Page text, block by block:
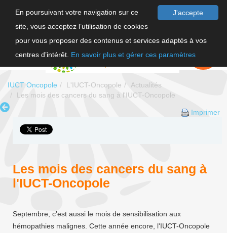
J'accepte
En poursuivant votre navigation sur ce
site, vous acceptez l’utilisation de cookies
pour vous proposer des contenus et services adaptés à vos
centres d’intérêt. En savoir plus et gérer ces paramètres
FAIRE UN
DON
IUCT Oncopole L'IUCT-Oncopole
Actualités
Les mois des cancers du sang à l'IUCT-Oncopole
Imprimer
Les mois des cancers du sang à
l'IUCT-Oncopole
Septembre, c’est aussi le mois de sensibilisation aux
hémopathies malignes. Cette année encore, l'IUCT-Oncopole